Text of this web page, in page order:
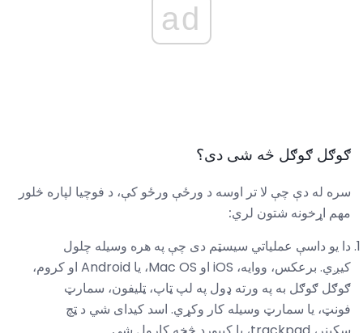
ad
ګوګل ګوګل څه شی دی؟
سره له دې چې لا تر اوسه د ورځې ورځو کې، د فوچیا لپاره څلور
مهم اړخونه شتون لري:
دا یو داسې عملیاتي سیسټم دی چې په هره وسیله چلول
کیږي. برعکس، ووایه، iOS او Mac OS، یا Android او کروم،
ګوګل ګوګل به په ورته ډول په لپ ټاپ، ټلیفون، سمارټ
فونټ، یا سمارټ وسیله کار وکړي. اسد کیدای شي د ټچ